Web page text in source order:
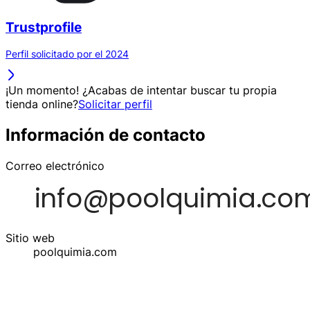
Trustprofile
Perfil solicitado por el 2024
¡Un momento! ¿Acabas de intentar buscar tu propia
tienda online?Solicitar perfil
Información de contacto
Correo electrónico
Sitio web
poolquimia.com